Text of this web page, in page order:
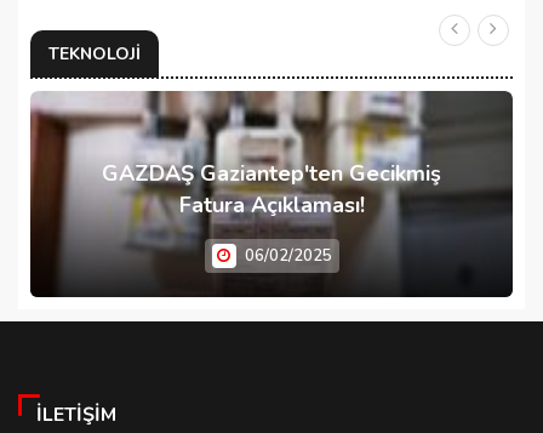
TEKNOLOJI
GAZDAŞ Gaziantep'ten Gecikmiş
Fatura Açıklaması!
06/02/2025
İLETIŞIM